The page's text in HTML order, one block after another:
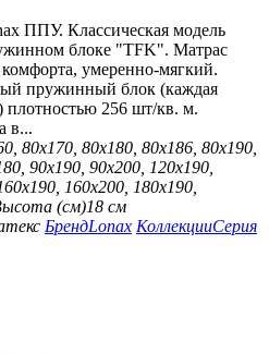
ППУ. Классическая модель
блоке "TFK". Матрас
умеренно-мягкий.
пружинный блок (каждая
плотностью 256 шт/кв. м.
в...
80х170, 80х180, 80х186, 80х190,
90х190, 90х200, 120х190,
160х200, 180х190,
(см)18 см
БрендLonax КоллекцииСерия